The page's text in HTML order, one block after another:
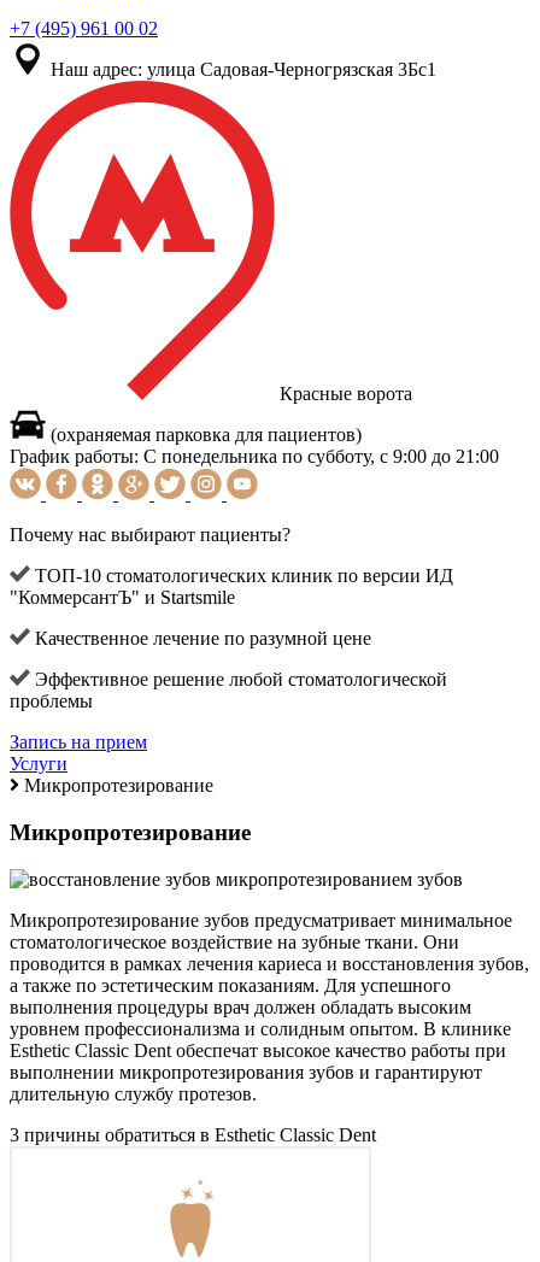
+7 (495) 961 00 02
Наш адрес: улица Садовая-Черногрязская 3Бс1
Красные ворота
(охраняемая парковка для пациентов)
График работы: С понедельника по субботу, с 9:00 до 21:00
Почему нас выбирают пациенты?
ТОП-10 стоматологических клиник по версии ИД
"КоммерсантЪ" и Startsmile
Качественное лечение по разумной цене
Эффективное решение любой стоматологической
проблемы
Запись на прием
Услуги
Микропротезирование
Микропротезирование
Микропротезирование зубов предусматривает минимальное
стоматологическое воздействие на зубные ткани. Они
проводится в рамках лечения кариеса и восстановления зубов,
а также по эстетическим показаниям. Для успешного
выполнения процедуры врач должен обладать высоким
уровнем профессионализма и солидным опытом. В клинике
Esthetic Classic Dent обеспечат высокое качество работы при
выполнении микропротезирования зубов и гарантируют
длительную службу протезов.
3 причины обратиться в Esthetic Classic Dent